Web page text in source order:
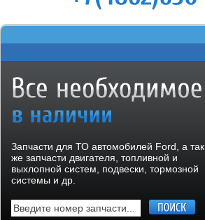
Запчасти для ТО автомобилей Ford, а так
же запчасти двигателя, топливной и
выхлопной систем, подвески, тормозной
системы и др.